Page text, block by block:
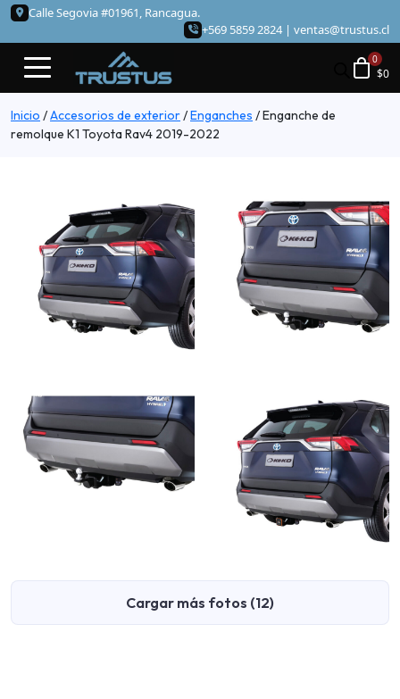
Calle Segovia #01961, Rancagua.
+569 5859 2824 | ventas@trustus.cl
$0
Inicio /Accesorios de exterior/Enganches /Enganche de
remolque K1 Toyota Rav4 2019-2022
Cargar más fotos (12)